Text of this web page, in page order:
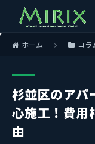
ホーム コラ
杉並区のアパ
心施工！費用
由